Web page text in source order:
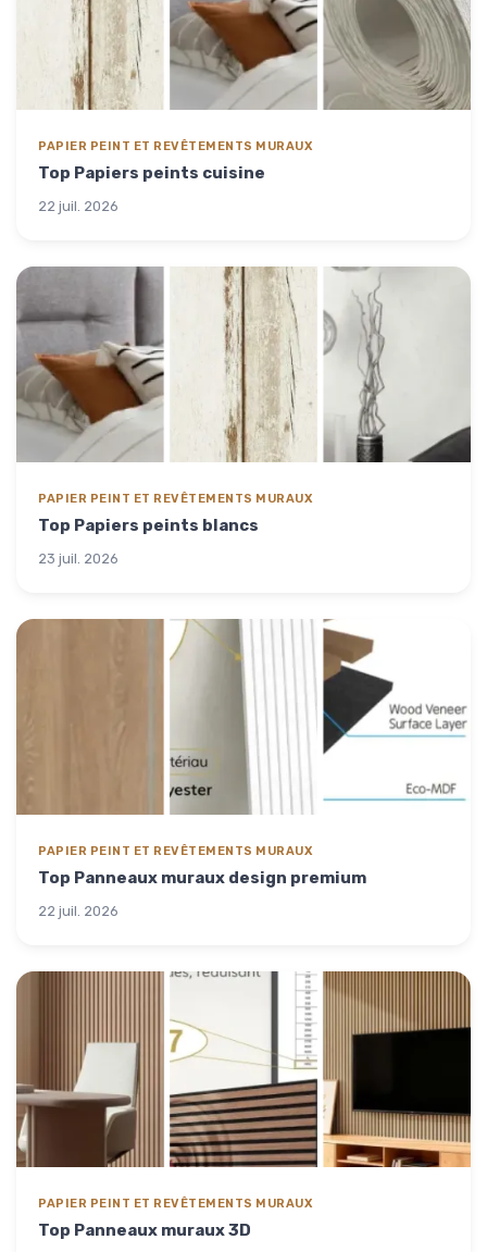
PAPIER PEINT ET REVÊTEMENTS MURAUX
Top Papiers peints cuisine
22 juil. 2026
PAPIER PEINT ET REVÊTEMENTS MURAUX
Top Papiers peints blancs
23 juil. 2026
PAPIER PEINT ET REVÊTEMENTS MURAUX
Top Panneaux muraux design premium
22 juil. 2026
PAPIER PEINT ET REVÊTEMENTS MURAUX
Top Panneaux muraux 3D